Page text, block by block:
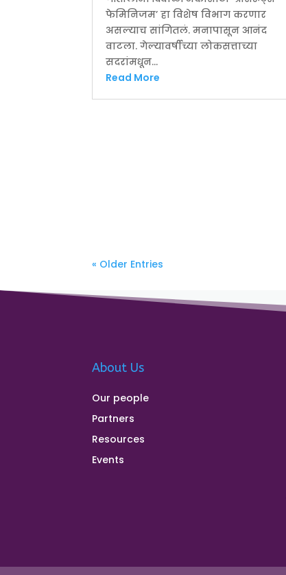
फेमिनिजम’ हा विशेष विभाग करणार
असल्याच सांगितलं. मनापासून आनंद
वाटला. गेल्यावर्षीच्या लोकसत्ताच्या
सदरांमधून...
Read More
« Older Entries
About Us
Our people
Partners
Resources
Events